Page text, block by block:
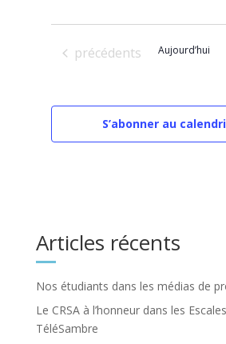
Évènements
précédents Aujourd’hui
S’abonner au
Articles récents
Nos étudiants dans les médias de
Le CRSA à l’honneur dans les
TéléSambre